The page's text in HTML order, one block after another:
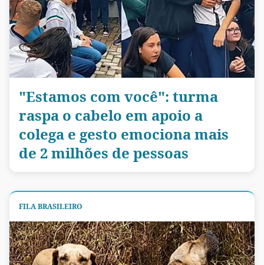
"Estamos com você": turma
raspa o cabelo em apoio a
colega e gesto emociona mais
de 2 milhões de pessoas
FILA BRASILEIRO